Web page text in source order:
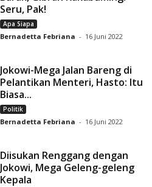
Seru, Pak!
Apa Siapa
Bernadetta Febriana - 16 Juni 2022
Jokowi-Mega Jalan Bareng di
Pelantikan Menteri, Hasto: Itu
Biasa...
Politik
Bernadetta Febriana - 16 Juni 2022
Diisukan Renggang dengan
Jokowi, Mega Geleng-geleng
Kepala